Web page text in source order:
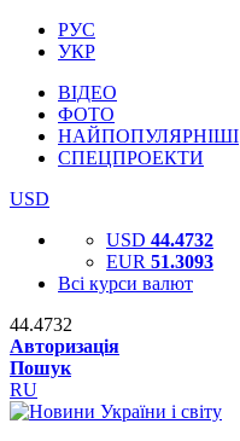
РУС
УКР
ВІДЕО
ФОТО
НАЙПОПУЛЯРНІШІ
СПЕЦПРОЕКТИ
USD
USD 44.4732
EUR 51.3093
Всі курси валют
44.4732
Авторизація
Пошук
RU